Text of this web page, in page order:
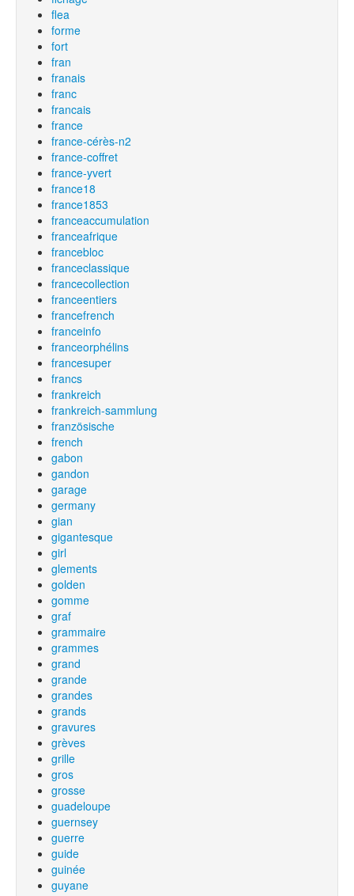
flea
forme
fort
fran
franais
franc
francais
france
france-cérès-n2
france-coffret
france-yvert
france18
france1853
franceaccumulation
franceafrique
francebloc
franceclassique
francecollection
franceentiers
francefrench
franceinfo
franceorphélins
francesuper
francs
frankreich
frankreich-sammlung
französische
french
gabon
gandon
garage
germany
gian
gigantesque
girl
glements
golden
gomme
graf
grammaire
grammes
grand
grande
grandes
grands
gravures
grèves
grille
gros
grosse
guadeloupe
guernsey
guerre
guide
guinée
guyane